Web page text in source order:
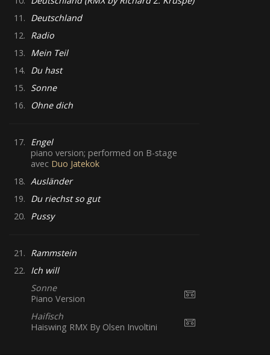
11. Deutschland
12. Radio
13. Mein Teil
14. Du hast
15. Sonne
16.
Ohne dich
17. Engel
piano version; performed on B-stage
avec Duo Jatekok
18. Ausländer
19. Du riechst so gut
20. Pussy
21. Rammstein
22. Ich will
Sonne
Piano Version
Haifisch
Haiswing RMX By Olsen Involtini